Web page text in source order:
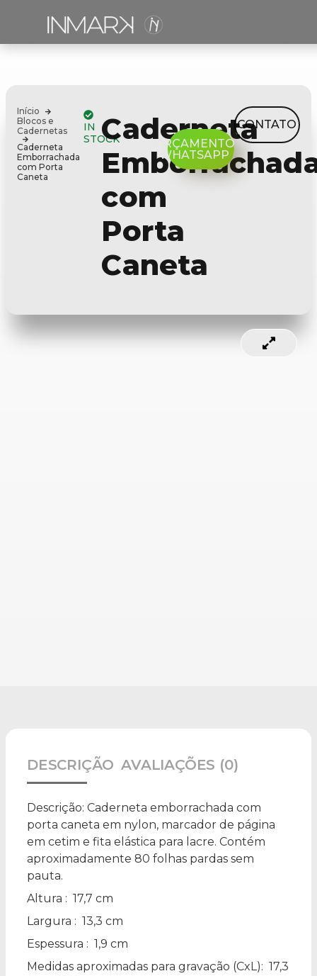
Início
Blocos e
Cadernetas
Caderneta
Emborrachada
com Porta
Caneta
IN
STOCKCaderneta
com
Porta
Caneta
ORÇAMENTO
WHATSAPP
CONTATO
DESCRIÇÃO AVALIAÇÕES (0)
Descrição: Caderneta emborrachada com
porta caneta em nylon, marcador de página
em cetim e fita elástica para lacre. Contém
aproximadamente 80 folhas pardas sem
pauta.
Altura : 17,7 cm
Largura : 13,3 cm
Espessura : 1,9 cm
Medidas aproximadas para gravação (CxL): 17,3